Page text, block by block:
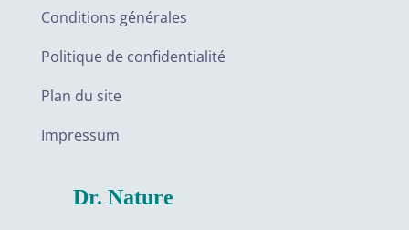
Conditions générales
Politique de confidentialité
Plan du site
Impressum
Dr. Nature